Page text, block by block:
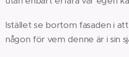
Istället se bortom fasaden i
någon för vem denne är i sin